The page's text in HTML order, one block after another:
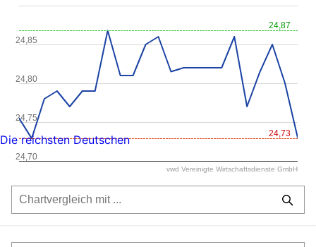
24,87
24,73
24,70
24,75
24,80
24,85
vwd Vereinigte Wirtschaftsdienste GmbH
Die reichsten Deutschen